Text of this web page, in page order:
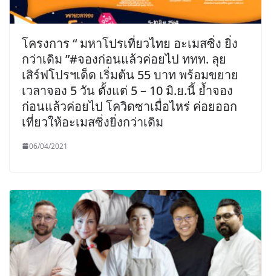
โครงการ “ มหาโปรเที่ยวไทย อะเมสซิ่ง ยิ่ง
กว่าเดิม ”#จองก่อนแล้วค่อยไป ททท. ลุย
เสิร์ฟโปรฯเด็ด เริ่มต้น 55 บาท พร้อมขยาย
เวลาจอง 5 วัน ตั้งแต่ 5 – 10 มิ.ย.นี้ ย้ำจอง
ก่อนแล้วค่อยไป โควิดซาเมื่อไหร่ ค่อยออก
เที่ยวให้อะเมสซิ่งยิ่งกว่าเดิม
06/04/2021